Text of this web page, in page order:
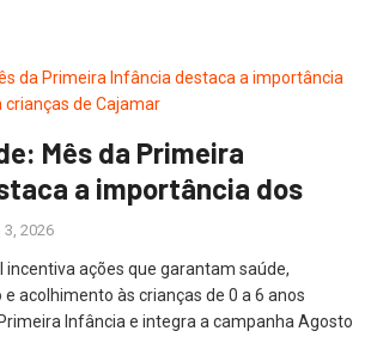
Mês da Primeira
a importância dos
2026
incentiva ações que garantam saúde,
acolhimento às crianças de 0 a 6 anos
Infância e integra a campanha Agosto